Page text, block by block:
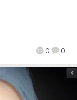
0 0